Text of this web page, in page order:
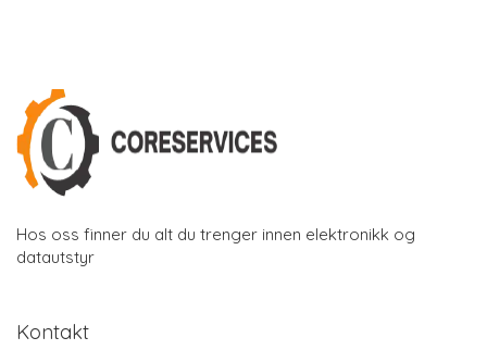
Hos oss finner du alt du trenger innen elektronikk og
datautstyr
Kontakt